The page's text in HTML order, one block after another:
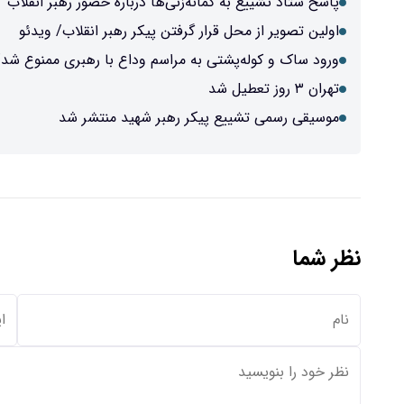
اولین تصویر از محل قرار گرفتن پیکر رهبر انقلاب/ ویدئو
ورود ساک و کوله‌پشتی به مراسم وداع با رهبری ممنوع
تهران ۳ روز تعطیل شد
موسیقی رسمی تشییع پیکر رهبر شهید منتشر شد
نظر شما